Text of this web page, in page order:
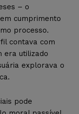
– o
cumprimento
processo.
contava com
era utilizado
explorava o
pode